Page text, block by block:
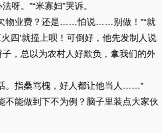
。”“米寡妇”哭诉。
物业费？还是……怕说……别做！”“就
四’就撞上呗！可倒好，他先发制人说
，总以为农村人好欺负，拿我们的外
。指桑骂槐，好人都让他当人……”
不能做到下不为例？脑子里装点大家伙